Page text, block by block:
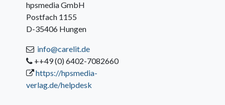
hpsmedia GmbH
Postfach 1155
D-35406 Hungen
info@carelit.de
++49 (0) 6402-7082660
https://hpsmedia-
verlag.de/helpdesk